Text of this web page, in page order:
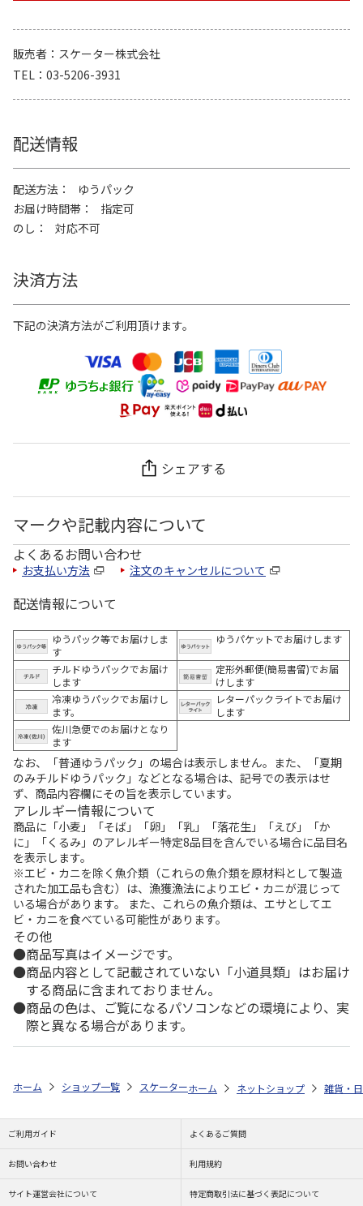
販売者
スケーター株式会社
TEL
03-5206-3931
配送情報
配送方法
ゆうパック
お届け時間帯
指定可
のし
対応不可
決済方法
下記の決済方法がご利用頂けます。
シェアする
マークや記載内容について
よくあるお問い合わせ
お支払い方法 注文のキャンセルについて
配送情報について
ゆうパック等でお届けしま
す
ゆうパケットでお届けします
チルドゆうパックでお届け
します
定形外郵便(簡易書留)でお届
けします
冷凍ゆうパックでお届けし
ます。
レターパックライトでお届け
します
佐川急便でのお届けとなり
ます
なお、「普通ゆうパック」の場合は表示しません。また、「夏期
のみチルドゆうパック」などとなる場合は、記号での表示はせ
ず、商品内容欄にその旨を表示しています。
アレルギー情報について
商品に「小麦」「そば」「卵」「乳」「落花生」「えび」「か
に」「くるみ」のアレルギー特定8品目を含んでいる場合に品目名
を表示します。
※エビ・カニを除く魚介類（これらの魚介類を原材料として製造
された加工品も含む）は、漁獲漁法によりエビ・カニが混じって
いる場合があります。 また、これらの魚介類は、エサとしてエ
ビ・カニを食べている可能性があります。
その他
商品写真はイメージです。
商品内容として記載されていない「小道具類」はお届け
する商品に含まれておりません。
商品の色は、ご覧になるパソコンなどの環境により、実
際と異なる場合があります。
ホーム ショップ一覧 スケーター 食洗機対応 ふわっと弁当箱 530ml
ホーム ネットショップ 雑貨・
ご利用ガイド よくあるご質問
お問い合わせ 利用規約
サイト運営会社について 特定商取引法に基づく表記について